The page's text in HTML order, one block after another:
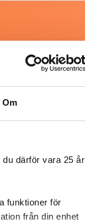
Om
därför vara 25 år
funktioner för
från din enhet